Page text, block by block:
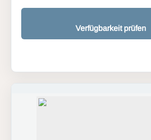
Verfügbarkeit prüfen